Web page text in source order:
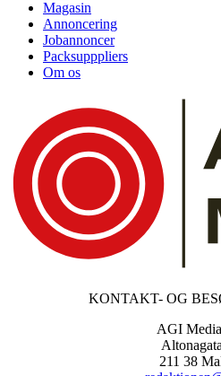
Magasin
Annoncering
Jobannoncer
Packsupppliers
Om os
KONTAKT- OG
AGI
211 38